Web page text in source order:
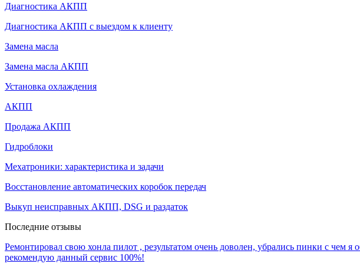
Диагностика АКПП
Диагностика АКПП с выездом к клиенту
Замена масла
Замена масла АКПП
Установка охлаждения
АКПП
Продажа АКПП
Гидроблоки
Мехатроники: характеристика и задачи
Восстановление автоматических коробок передач
Выкуп неисправных АКПП, DSG и раздаток
Последние отзывы
Ремонтировал свою хонла пилот , результатом очень доволен, убрались пинки с чем я
рекомендую данный сервис 100%!